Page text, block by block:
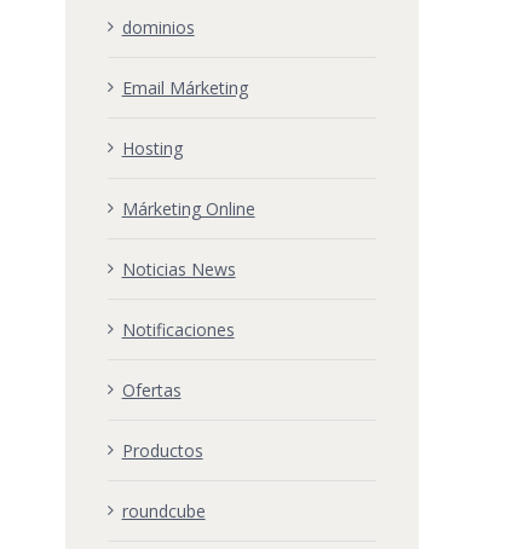
dominios
Email Márketing
Hosting
Márketing Online
Noticias News
Notificaciones
Ofertas
Productos
roundcube